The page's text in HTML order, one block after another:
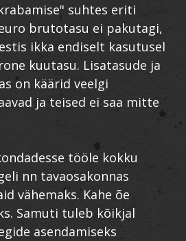
suhtes eriti
brutotasu ei pakutagi,
ikka endiselt kasutusel
kuutasu. Lisatasude ja
on käärid veelgi
ja teised ei saa mitte
tööle kokku
nn tavaosakonnas
vähemaks. Kahe õe
Samuti tuleb kõikjal
asendamiseks